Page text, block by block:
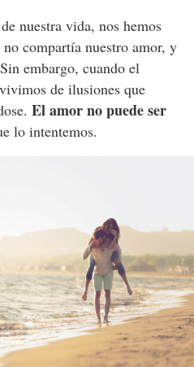
nuestra vida, nos hemos
compartía nuestro amor, y
embargo, cuando el
de ilusiones que
El amor no puede ser
lo intentemos.